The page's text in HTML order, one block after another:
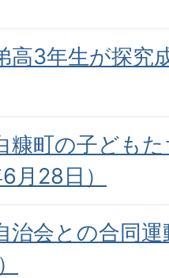
高3年生が探究
糠町の子ども
月28日）
治会との合同